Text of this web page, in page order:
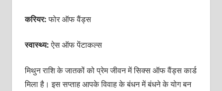
करियर:फोर ऑफ वैंड्स
स्वास्थ्य:ऐस ऑफ पेंटाकल्‍स
मिथुन राशि के जातकों को प्रेम जीवन में सिक्‍स ऑफ वैंड्स कार्ड
मिला है। इस सप्‍ताह आपके विवाह के बंधन में बंधने के योग बन